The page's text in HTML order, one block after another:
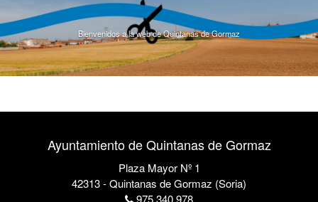
Bienvenidos a la web de Quintanas de Gormaz
Ayuntamiento de Quintanas de Gormaz
Plaza Mayor Nº 1
42313 - Quintanas de Gormaz (Soria)
975 340 978